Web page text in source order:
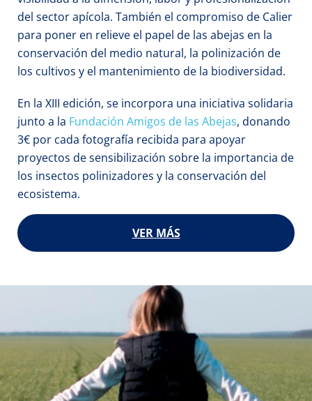
del sector apícola. También el compromiso de Calier
para poner en relieve el papel de las abejas en la
conservación del medio natural, la polinización de
los cultivos y el mantenimiento de la biodiversidad.
En la XIII edición, se incorpora una iniciativa solidaria
junto a la Fundación Amigos de las Abejas, donando
3€ por cada fotografía recibida para apoyar
proyectos de sensibilización sobre la importancia de
los insectos polinizadores y la conservación del
ecosistema.
VER MÁS